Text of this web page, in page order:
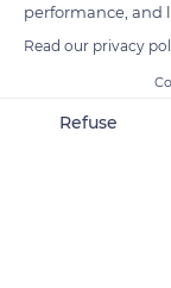
performance, and
Read our privacy
Refuse